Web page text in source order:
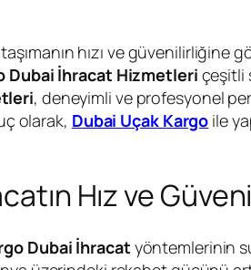
hızı ve güvenilirliğine
Dubai İhracat Hizmetleri çeşitli
, deneyimli ve profesyonel
olarak, Dubai Uçak Kargo ile
Hız ve
Dubai İhracat yöntemlerinin